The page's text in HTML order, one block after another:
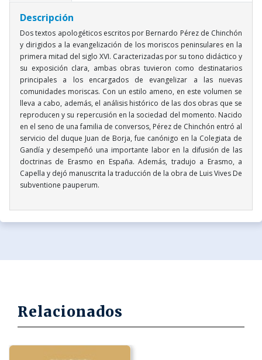
Descripción
Dos textos apologéticos escritos por Bernardo Pérez de Chinchón
y dirigidos a la evangelización de los moriscos peninsulares en la
primera mitad del siglo XVI. Caracterizadas por su tono didáctico y
su exposición clara, ambas obras tuvieron como destinatarios
principales a los encargados de evangelizar a las nuevas
comunidades moriscas. Con un estilo ameno, en este volumen se
lleva a cabo, además, el análisis histórico de las dos obras que se
reproducen y su repercusión en la sociedad del momento. Nacido
en el seno de una familia de conversos, Pérez de Chinchón entró al
servicio del duque Juan de Borja, fue canónigo en la Colegiata de
Gandía y desempeñó una importante labor en la difusión de las
doctrinas de Erasmo en España. Además, tradujo a Erasmo, a
Capella y dejó manuscrita la traducción de la obra de Luis Vives De
subventione pauperum.
Relacionados